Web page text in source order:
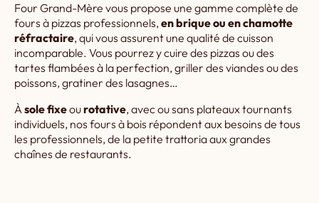
Four Grand-Mère vous propose une gamme complète de
fours à pizzas professionnels,en brique ou en chamotte
réfractaire, qui vous assurent une qualité de cuisson
incomparable. Vous pourrez y cuire des pizzas ou des
tartes flambées à la perfection, griller des viandes ou des
poissons, gratiner des lasagnes…
Àsole fixeourotative, avec ou sans plateaux tournants
individuels, nos fours à bois répondent aux besoins de tous
les professionnels, de la petite trattoria aux grandes
chaînes de restaurants.